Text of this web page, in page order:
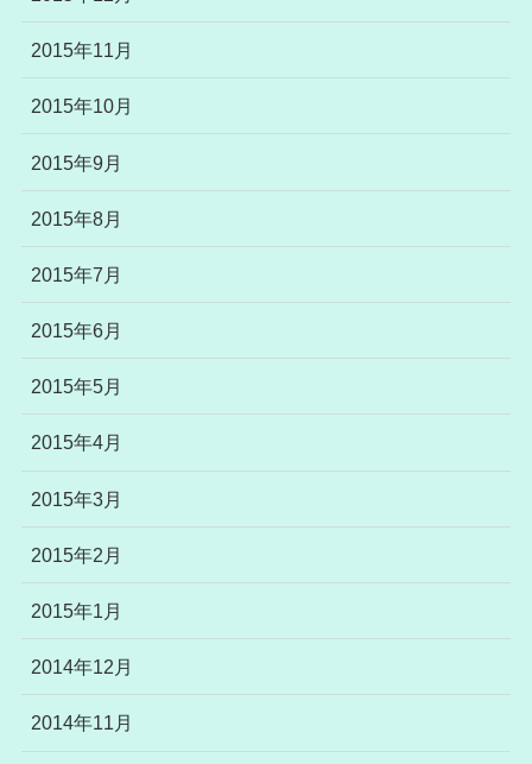
2015年11月
2015年10月
2015年9月
2015年8月
2015年7月
2015年6月
2015年5月
2015年4月
2015年3月
2015年2月
2015年1月
2014年12月
2014年11月